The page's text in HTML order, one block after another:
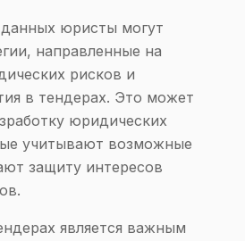
юристы могут
направленные на
рисков и
в тендерах. Это может
юридических
учитывают возможные
защиту интересов
является важным